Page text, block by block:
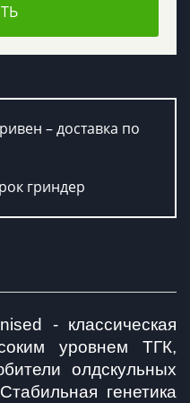
– доставка по
гриндер
- классическая
уровнем ТГК,
олдскульных
генетика